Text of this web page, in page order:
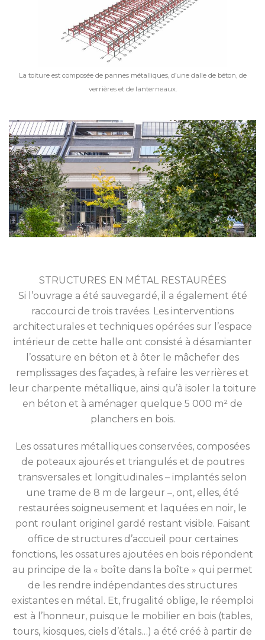
La toiture est composée de pannes métalliques, d’une dalle de béton, de
verrières et de lanterneaux.
STRUCTURES EN MÉTAL RESTAURÉES
Si l’ouvrage a été sauvegardé, il a également été
raccourci de trois travées. Les interventions
architecturales et techniques opérées sur l’espace
intérieur de cette halle ont consisté à désamianter
l’ossature en béton et à ôter le mâchefer des
remplissages des façades, à refaire les verrières et
leur charpente métallique, ainsi qu’à isoler la toiture
en béton et à aménager quelque 5 000 m² de
planchers en bois.
Les ossatures métalliques conservées, composées
de poteaux ajourés et triangulés et de poutres
transversales et longitudinales – implantés selon
une trame de 8 m de largeur –, ont, elles, été
restaurées soigneusement et laquées en noir, le
pont roulant originel gardé restant visible. Faisant
office de structures d’accueil pour certaines
fonctions, les ossatures ajoutées en bois répondent
au principe de la « boîte dans la boîte » qui permet
de les rendre indépendantes des structures
existantes en métal. Et, frugalité oblige, le réemploi
est à l’honneur, puisque le mobilier en bois (tables,
tours, kiosques, ciels d’étals…) a été créé à partir de